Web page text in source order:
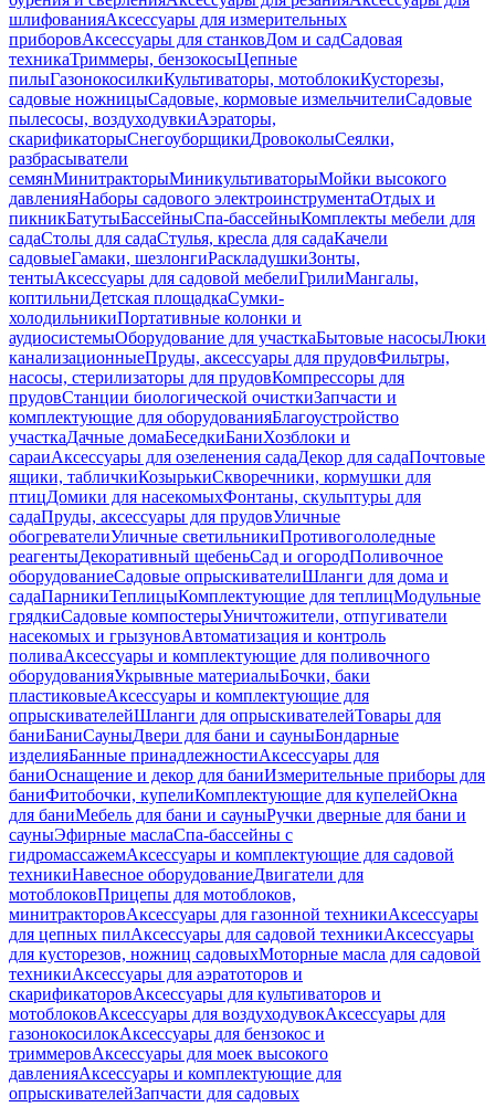
шлифованияАксессуары для измерительных
приборовАксессуары для станковДом и садСадовая
техникаТриммеры, бензокосыЦепные
пилыГазонокосилкиКультиваторы, мотоблокиКусторезы,
садовые ножницыСадовые, кормовые измельчителиСадовые
пылесосы, воздуходувкиАэраторы,
скарификаторыСнегоуборщикиДровоколыСеялки,
разбрасыватели
семянМинитракторыМиникультиваторыМойки высокого
давленияНаборы садового электроинструментаОтдых и
пикникБатутыБассейныСпа-бассейныКомплекты мебели для
садаСтолы для садаСтулья, кресла для садаКачели
садовыеГамаки, шезлонгиРаскладушкиЗонты,
тентыАксессуары для садовой мебелиГрилиМангалы,
коптильниДетская площадкаСумки-
холодильникиПортативные колонки и
аудиосистемыОборудование для участкаБытовые насосыЛюки
канализационныеПруды, аксессуары для прудовФильтры,
насосы, стерилизаторы для прудовКомпрессоры для
прудовСтанции биологической очисткиЗапчасти и
комплектующие для оборудованияБлагоустройство
участкаДачные домаБеседкиБаниХозблоки и
сараиАксессуары для озеленения садаДекор для садаПочтовые
ящики, табличкиКозырькиСкворечники, кормушки для
птицДомики для насекомыхФонтаны, скульптуры для
садаПруды, аксессуары для прудовУличные
обогревателиУличные светильникиПротивогололедные
реагентыДекоративный щебеньСад и огородПоливочное
оборудованиеСадовые опрыскивателиШланги для дома и
садаПарникиТеплицыКомплектующие для теплицМодульные
грядкиСадовые компостерыУничтожители, отпугиватели
насекомых и грызуновАвтоматизация и контроль
поливаАксессуары и комплектующие для поливочного
оборудованияУкрывные материалыБочки, баки
пластиковыеАксессуары и комплектующие для
опрыскивателейШланги для опрыскивателейТовары для
баниБаниСауныДвери для бани и сауныБондарные
изделияБанные принадлежностиАксессуары для
баниОснащение и декор для баниИзмерительные приборы для
баниФитобочки, купелиКомплектующие для купелейОкна
для баниМебель для бани и сауныРучки дверные для бани и
сауныЭфирные маслаСпа-бассейны с
гидромассажемАксессуары и комплектующие для садовой
техникиНавесное оборудованиеДвигатели для
мотоблоковПрицепы для мотоблоков,
минитракторовАксессуары для газонной техникиАксессуары
для цепных пилАксессуары для садовой техникиАксессуары
для кусторезов, ножниц садовыхМоторные масла для садовой
техникиАксессуары для аэратоторов и
скарификаторовАксессуары для культиваторов и
мотоблоковАксессуары для воздуходувокАксессуары для
газонокосилокАксессуары для бензокос и
триммеровАксессуары для моек высокого
давленияАксессуары и комплектующие для
опрыскивателейЗапчасти для садовых